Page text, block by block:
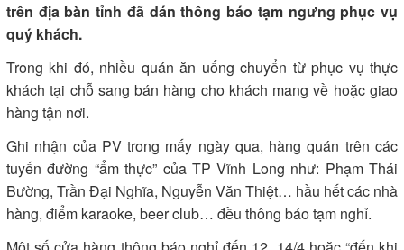
trên địa bàn tỉnh đã dán thông báo tạm ngưng phục vụ
quý khách.
Trong khi đó, nhiều quán ăn uống chuyển từ phục vụ thực
khách tại chỗ sang bán hàng cho khách mang về hoặc giao
hàng tận nơi.
Ghi nhận của PV trong mấy ngày qua, hàng quán trên các
tuyến đường “ẩm thực” của TP Vĩnh Long như: Phạm Thái
Bường, Trần Đại Nghĩa, Nguyễn Văn Thiệt… hầu hết các nhà
hàng, điểm karaoke, beer club… đều thông báo tạm nghỉ.